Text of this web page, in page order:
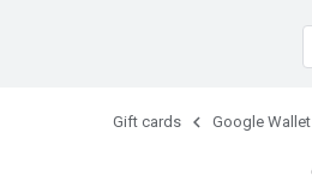
Google Wallet
Gift cards